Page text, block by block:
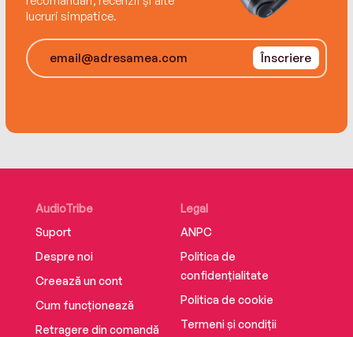
lucruri simpatice.
Înscriere
AudioTribe
Suport
Despre noi
Creează un cont
Cum funcționează
Retragere din comandă
Legal
ANPC
Politica de
confidențialitate
Politica de cookie
Termeni și condiții